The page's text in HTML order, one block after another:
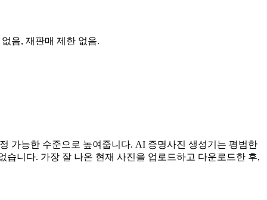
음, 재판매 제한 없음.
가능한 수준으로 높여줍니다. AI 증명사진 생성기는 평범한
니다. 가장 잘 나온 현재 사진을 업로드하고 다운로드한 후,